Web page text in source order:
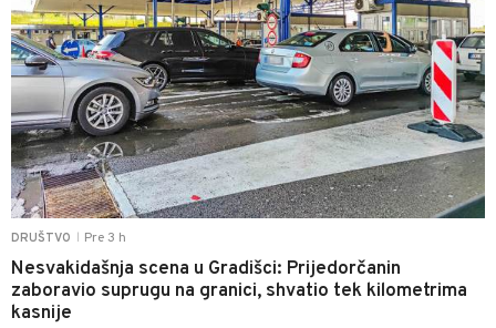
DRUŠTVO Pre 3 h
Nesvakidašnja scena u Gradišci: Prijedorčanin
zaboravio suprugu na granici, shvatio tek kilometrima
kasnije